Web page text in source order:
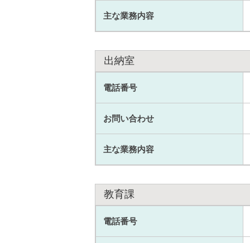
主な業務内容
出納室
電話番号
お問い合わせ
主な業務内容
教育課
電話番号